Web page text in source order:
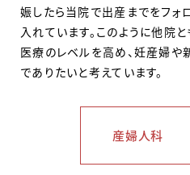
娠したら当院で出産までをフォ
入れています。このように他院
医療のレベルを高め、妊産婦
でありたいと考えています。
産婦人科